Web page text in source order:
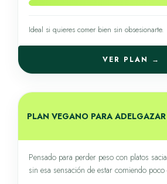
Ideal si quieres comer bien sin obsesionarte.
VER PLAN →
PLAN VEGANO PARA ADELGAZAR
Pensado para perder peso con platos
sin esa sensación de estar comiendo